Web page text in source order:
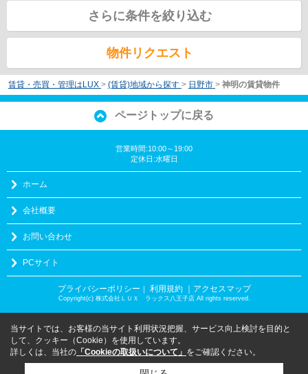
さらに条件を絞り込む
物件リクエスト
賃貸・売買・管理はLUX > (賃貸)地域から探す > 日野市 > 神明の賃貸物件
ページトップに戻る
営業時間:10:00～19:00
定休日:水曜日
ホーム
会社概要
お問い合わせ
PCサイト
プライバシーポリシー ｜ 利用規約 ｜アクセスマップ
Copyright(c) 株式会社ＬＵＸ ラックス八王子店 All rights reserved.
当サイトでは、お客様の当サイト利用状況把握、サービス向上検討を目的と
して、クッキー（Cookie）を使用しています。
詳しくは、当社の 「Cookieの取扱いについて」 をご確認ください。